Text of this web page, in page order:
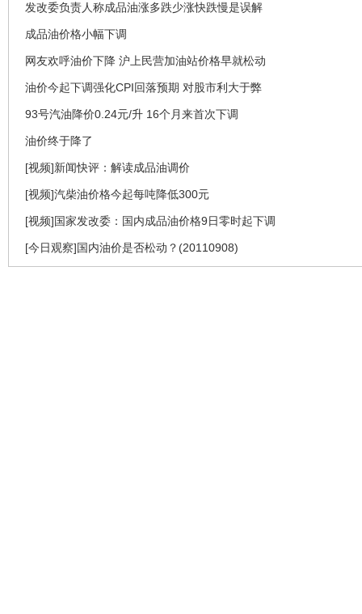
发改委负责人称成品油涨多跌少涨快跌慢是误解
成品油价格小幅下调
网友欢呼油价下降 沪上民营加油站价格早就松动
油价今起下调强化CPI回落预期 对股市利大于弊
93号汽油降价0.24元/升 16个月来首次下调
油价终于降了
[视频]新闻快评：解读成品油调价
[视频]汽柴油价格今起每吨降低300元
[视频]国家发改委：国内成品油价格9日零时起下调
[今日观察]国内油价是否松动？(20110908)